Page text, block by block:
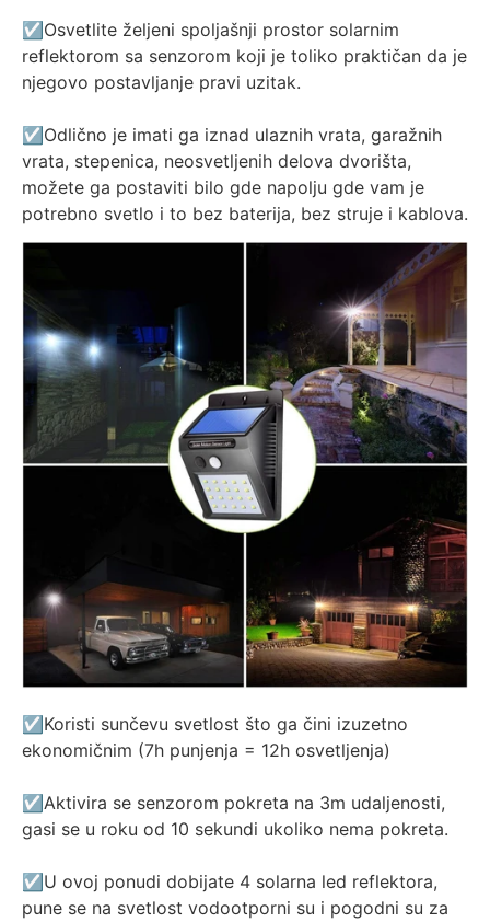
☑️Osvetlite željeni spoljašnji prostor solarnim
reflektorom sa senzorom koji je toliko praktičan da je
njegovo postavljanje pravi uzitak.
☑️Odlično je imati ga iznad ulaznih vrata, garažnih
vrata, stepenica, neosvetljenih delova dvorišta,
možete ga postaviti bilo gde napolju gde vam je
potrebno svetlo i to bez baterija, bez struje i kablova.
☑️Koristi sunčevu svetlost što ga čini izuzetno
ekonomičnim (7h punjenja = 12h osvetljenja)
☑️Aktivira se senzorom pokreta na 3m udaljenosti,
gasi se u roku od 10 sekundi ukoliko nema pokreta.
☑️U ovoj ponudi dobijate 4 solarna led reflektora,
pune se na svetlost vodootporni su i pogodni su za